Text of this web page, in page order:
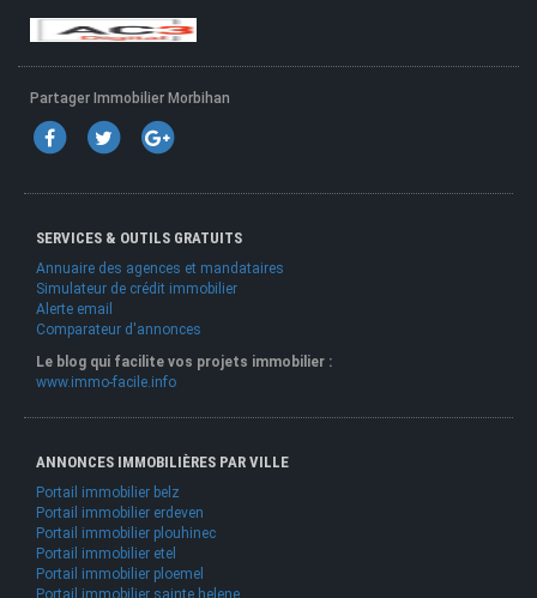
Partager Immobilier Morbihan
SERVICES & OUTILS GRATUITS
Annuaire des agences et mandataires
Simulateur de crédit immobilier
Alerte email
Comparateur d'annonces
Le blog qui facilite vos projets immobilier :
www.immo-facile.info
ANNONCES IMMOBILIÈRES PAR VILLE
Portail immobilier belz
Portail immobilier erdeven
Portail immobilier plouhinec
Portail immobilier etel
Portail immobilier ploemel
Portail immobilier sainte helene